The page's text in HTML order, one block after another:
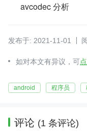
avcodec 分析
发布于: 2021-11-01
如对本文有异议，可
android 程序员
评论 (1 条评论)